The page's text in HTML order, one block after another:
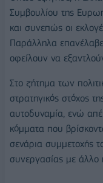
Συμβουλίου της
και συνεπώς οι
Παράλληλα επανέλαβε
οφείλουν να
Στο ζήτημα των
στρατηγικός στόχος
αυτοδυναμία, ενώ
κόμματα που
σενάρια συμμετοχής
συνεργασίας με